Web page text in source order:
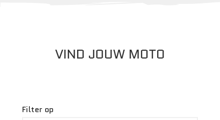
VIND JOUW MOTO
Filter op